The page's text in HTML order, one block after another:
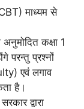
माध्यम से
कक्षा 1
परन्तु प्रश्नों
एवं लगाव
है।
द्वारा